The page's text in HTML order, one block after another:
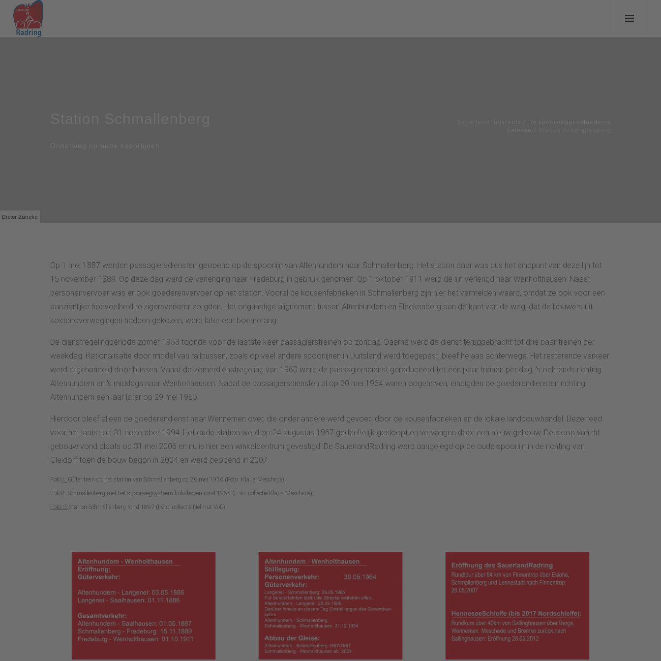
Dieter Zuncke
Op 1 mei 1887 werden passagiersdiensten geopend op de spoorlijn van Altenhundem naar Schmallenberg. Het station daar was dus het eindpunt van deze lijn tot
15 november 1889. Op deze dag werd de verlenging naar Fredeburg in gebruik genomen. Op 1 oktober 1911 werd de lijn verlengd naar Wenholthausen. Naast
personenvervoer was er ook goederenvervoer op het station. Vooral de kousenfabrieken in Schmallenberg zijn hier het vermelden waard, omdat ze ook voor een
aanzienlijke hoeveelheid reizigersverkeer zorgden. Het ongunstige alignement tussen Altenhundem en Fleckenberg aan de kant van de weg, dat de bouwers uit
kostenoverwegingen hadden gekozen, werd later een boemerang.
De dienstregelingperiode zomer 1953 toonde voor de laatste keer passagierstreinen op zondag. Daarna werd de dienst teruggebracht tot drie paar treinen per
weekdag. Rationalisatie door middel van railbussen, zoals op veel andere spoorlijnen in Duitsland werd toegepast, bleef helaas achterwege. Het resterende verkeer
werd afgehandeld door bussen. Vanaf de zomerdienstregeling van 1960 werd de passagiersdienst gereduceerd tot één paar treinen per dag, 's ochtends richting
Altenhundem en 's middags naar Wenholthausen. Nadat de passagiersdiensten al op 30 mei 1964 waren opgeheven, eindigden de goederendiensten richting
Altenhundem een jaar later op 29 mei 1965.
Hierdoor bleef alleen de goederendienst naar Wennemen over, die onder andere werd gevoed door de kousenfabrieken en de lokale landbouwhandel. Deze reed
voor het laatst op 31 december 1994. Het oude station werd op 24 augustus 1967 gedeeltelijk gesloopt en vervangen door een nieuw gebouw. De sloop van dit
gebouw vond plaats op 31 mei 2006 en nu is hier een winkelcentrum gevestigd. De SauerlandRadring werd aangelegd op de oude spoorlijn in de richting van
Gleidorf toen de bouw begon in 2004 en werd geopend in 2007.
Foto1: Gü̈ter trein op het station van Schmallenberg op 26 mei 1976 (Foto: Klaus Meschede)
Foto2: Schmallenberg met het spoorwegsysteem linksboven rond 1955 (Foto: collectie Klaus Meschede).
Foto 3: Station Schmallenberg rond 1897 (Foto: collectie Helmut Voß)